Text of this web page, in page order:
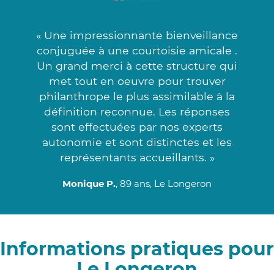
« Une impressionnante bienveillance
conjuguée à une courtoisie amicale .
Un grand merci à cette structure qui
met tout en oeuvre pour trouver
philanthrope le plus assimilable à la
définition reconnue. Les réponses
sont effectuées par nos experts
autonomie et sont distinctes et les
représentants accueillants. »
Monique P., 89 ans, Le Longeron
Informations pratiques pour